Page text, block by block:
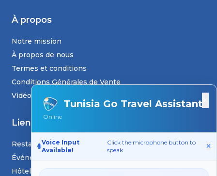
Tunisia Go Travel Assistant
Online
Voice Input
Available!
Click the microphone button to
speak.
À propos
Notre mission
À propos de nous
Termes et conditions
Conditions Générales de Vente
Vidéos
Liens
Restaurants
Événements
Hôtels